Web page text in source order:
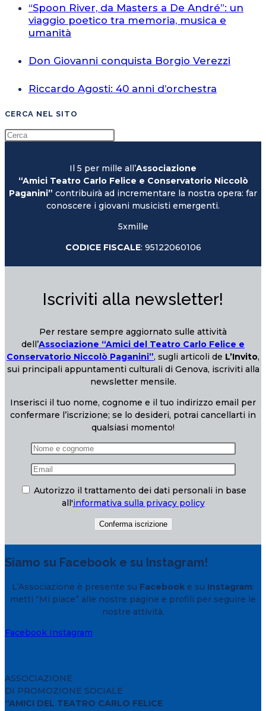
“Spoon River, da Masters a De André”: un
viaggio poetico tra memoria, musica e
umanità
Don Giovanni conquista Borgio Verezzi
Riccardo Agosti: 40 anni d’orchestra
CERCA NEL SITO
Il 5 per mille all’Associazione
“Amici Teatro Carlo Felice e Conservatorio Niccolò
Paganini” contribuirà ad incrementare la nostra opera: far
conoscere i giovani musicisti emergenti.
5xmille
CODICE FISCALE: 95122060106
Iscriviti alla newsletter!
Per restare sempre aggiornato sulle attività
dell’Associazione “Amici del Teatro Carlo Felice e
Conservatorio Niccolò Paganini”, sugli articoli de L’Invito,
sui principali appuntamenti culturali di Genova, iscriviti alla
newsletter mensile.
Inserisci il tuo nome, cognome e il tuo indirizzo email per
confermare l’iscrizione; se lo desideri, potrai cancellarti in
qualsiasi momento!
Autorizzo il trattamento dei dati personali in base
all'informativa sulla privacy policy
Siamo su Facebook e su Instagram!
L’Associazione è presente su Facebook e su Instagram:
metti “Mi piace” alle nostre pagine e profili per seguire le
nostre attività.
Facebook Instagram
ASSOCIAZIONE
DI PROMOZIONE SOCIALE
“AMICI DEL TEATRO CARLO FELICE